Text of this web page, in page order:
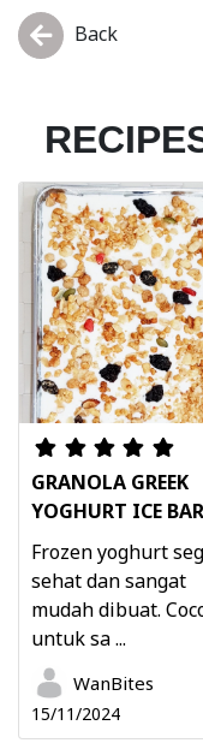
Back
GRANOLA GREEK
YOGHURT ICE
Frozen yoghurt
sehat dan sangat
mudah dibuat.
untuk sa ...
WanBites
15/11/2024